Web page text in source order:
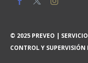
© 2025 PREVEO |
CONTROL Y SUPERVISIÓN